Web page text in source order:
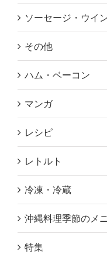
ソーセージ・ウイ
その他
ハム・ベーコン
マンガ
レシピ
レトルト
冷凍・冷蔵
沖縄料理季節のメ
特集